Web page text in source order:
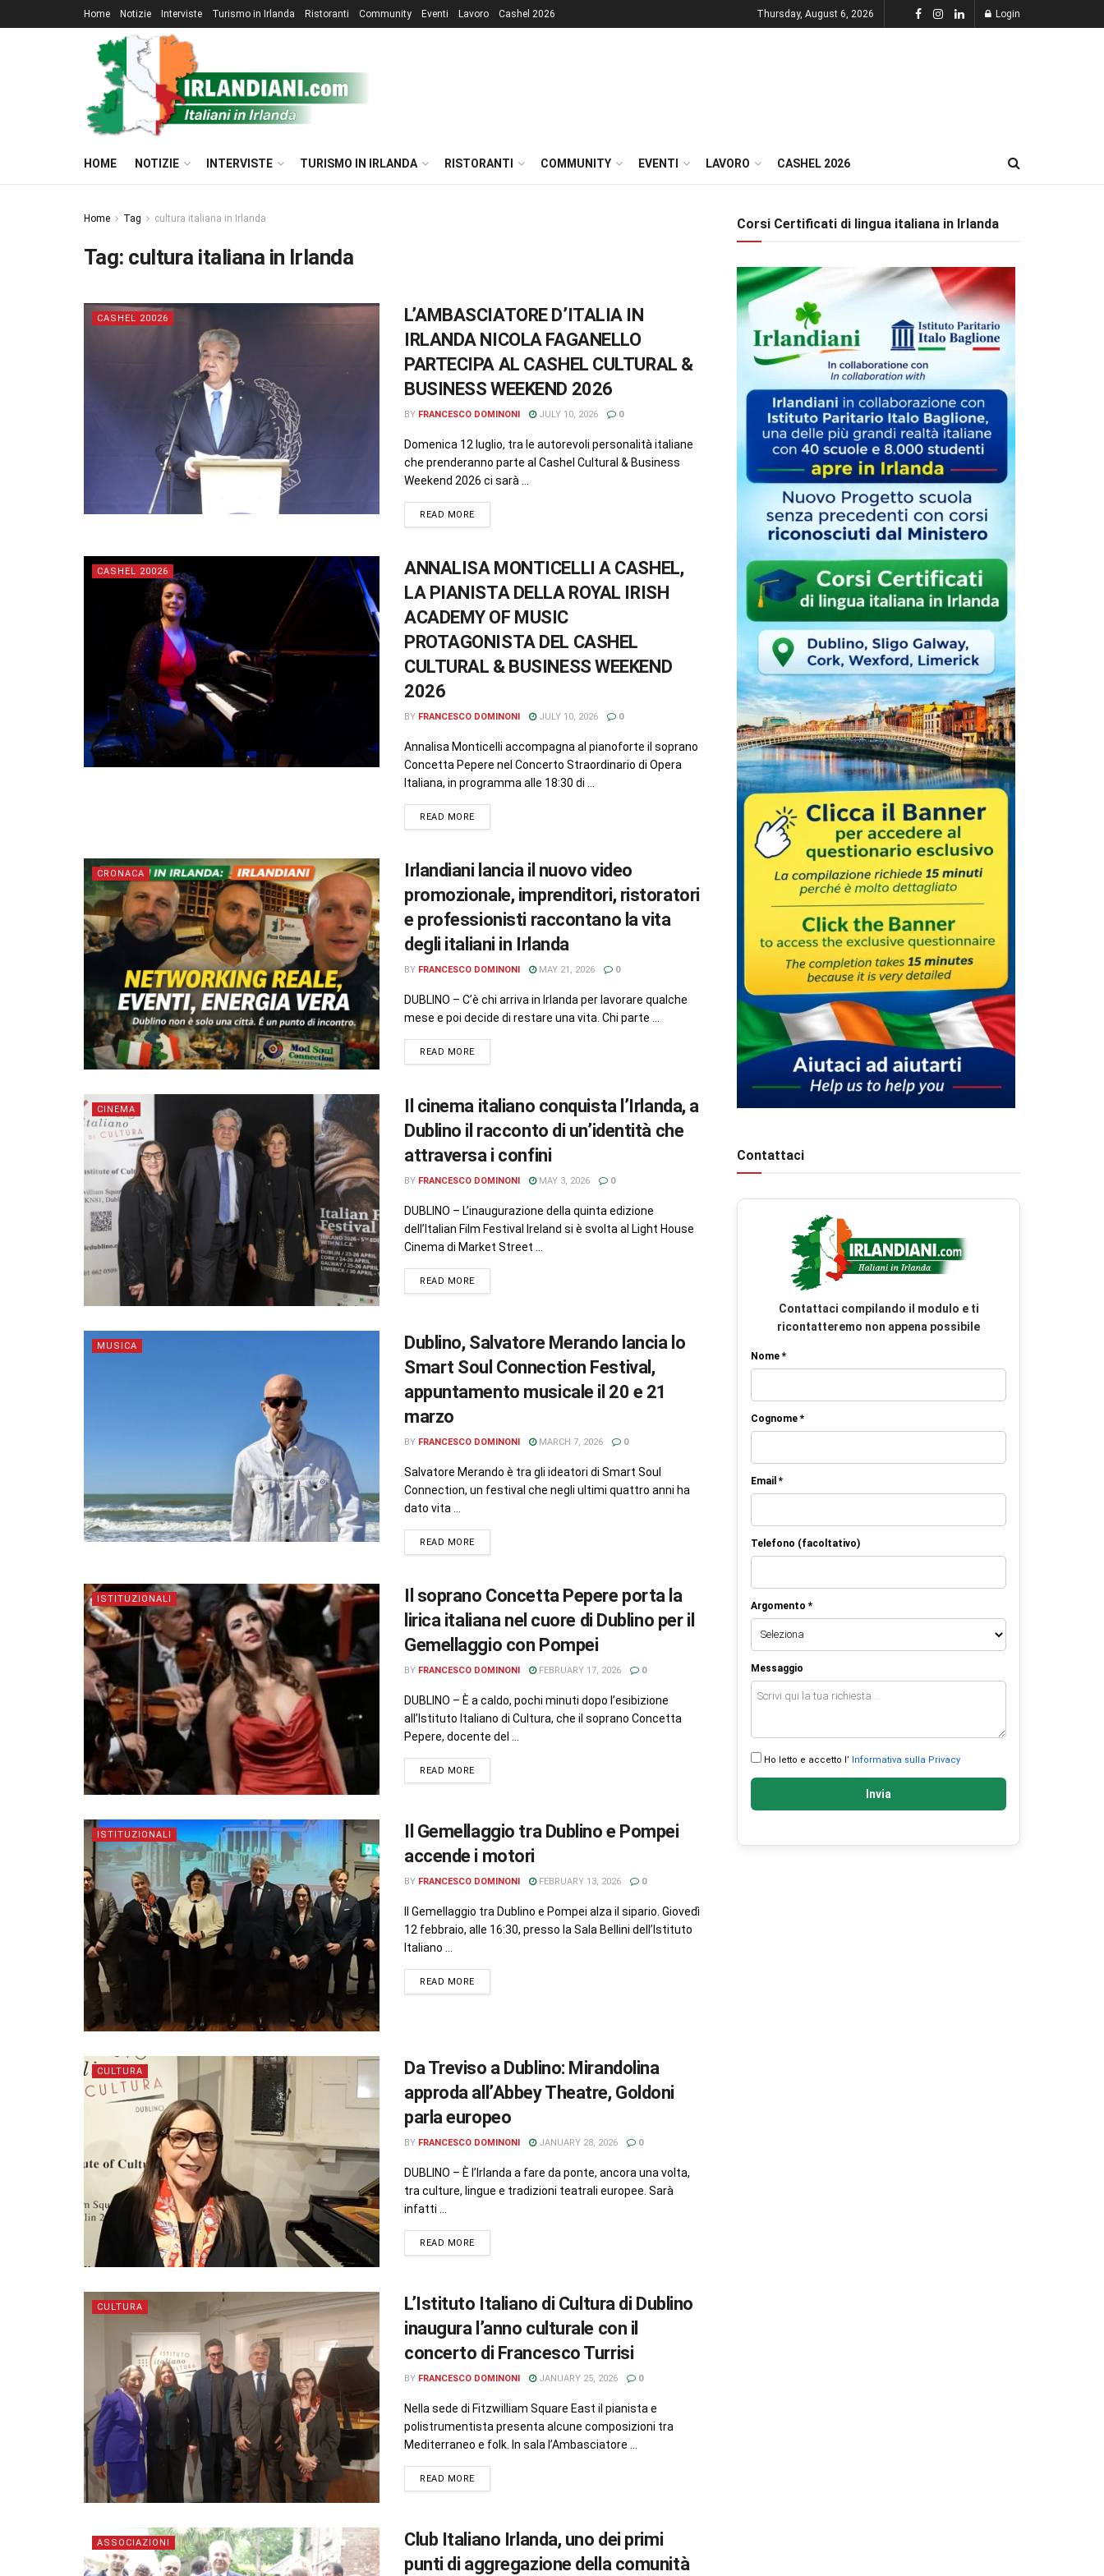
Home Notizie Interviste Turismo in Irlanda Ristoranti Community Eventi Lavoro Cashel 2026 Thursday, August 6, 2026 Login
HOME NOTIZIE INTERVISTE TURISMO IN IRLANDA RISTORANTI COMMUNITY EVENTI LAVORO CASHEL 2026
Home Tag cultura italiana in Irlanda
Tag: cultura italiana in Irlanda
CASHEL 20026
L’AMBASCIATORE D’ITALIA IN
IRLANDA NICOLA FAGANELLO
PARTECIPA AL CASHEL CULTURAL &
BUSINESS WEEKEND 2026
BY FRANCESCO DOMINONI JULY 10, 2026 0
Domenica 12 luglio, tra le autorevoli personalità italiane
che prenderanno parte al Cashel Cultural & Business
Weekend 2026 ci sarà ...
READ MORE
CASHEL 20026
ANNALISA MONTICELLI A CASHEL,
LA PIANISTA DELLA ROYAL IRISH
ACADEMY OF MUSIC
PROTAGONISTA DEL CASHEL
CULTURAL & BUSINESS WEEKEND
2026
BY FRANCESCO DOMINONI JULY 10, 2026 0
Annalisa Monticelli accompagna al pianoforte il soprano
Concetta Pepere nel Concerto Straordinario di Opera
Italiana, in programma alle 18:30 di ...
READ MORE
CRONACA
Irlandiani lancia il nuovo video
promozionale, imprenditori, ristoratori
e professionisti raccontano la vita
degli italiani in Irlanda
BY FRANCESCO DOMINONI MAY 21, 2026 0
DUBLINO – C’è chi arriva in Irlanda per lavorare qualche
mese e poi decide di restare una vita. Chi parte ...
READ MORE
CINEMA
Il cinema italiano conquista l’Irlanda, a
Dublino il racconto di un’identità che
attraversa i confini
BY FRANCESCO DOMINONI MAY 3, 2026 0
DUBLINO – L’inaugurazione della quinta edizione
dell’Italian Film Festival Ireland si è svolta al Light House
Cinema di Market Street ...
READ MORE
MUSICA
Dublino, Salvatore Merando lancia lo
Smart Soul Connection Festival,
appuntamento musicale il 20 e 21
marzo
BY FRANCESCO DOMINONI MARCH 7, 2026 0
Salvatore Merando è tra gli ideatori di Smart Soul
Connection, un festival che negli ultimi quattro anni ha
dato vita ...
READ MORE
ISTITUZIONALI
Il soprano Concetta Pepere porta la
lirica italiana nel cuore di Dublino per il
Gemellaggio con Pompei
BY FRANCESCO DOMINONI FEBRUARY 17, 2026 0
DUBLINO – È a caldo, pochi minuti dopo l’esibizione
all’Istituto Italiano di Cultura, che il soprano Concetta
Pepere, docente del ...
READ MORE
ISTITUZIONALI
Il Gemellaggio tra Dublino e Pompei
accende i motori
BY FRANCESCO DOMINONI FEBRUARY 13, 2026 0
Il Gemellaggio tra Dublino e Pompei alza il sipario. Giovedì
12 febbraio, alle 16:30, presso la Sala Bellini dell’Istituto
Italiano ...
READ MORE
CULTURA
Da Treviso a Dublino: Mirandolina
approda all’Abbey Theatre, Goldoni
parla europeo
BY FRANCESCO DOMINONI JANUARY 28, 2026 0
DUBLINO – È l’Irlanda a fare da ponte, ancora una volta,
tra culture, lingue e tradizioni teatrali europee. Sarà
infatti ...
READ MORE
CULTURA
L’Istituto Italiano di Cultura di Dublino
inaugura l’anno culturale con il
concerto di Francesco Turrisi
BY FRANCESCO DOMINONI JANUARY 25, 2026 0
Nella sede di Fitzwilliam Square East il pianista e
polistrumentista presenta alcune composizioni tra
Mediterraneo e folk. In sala l’Ambasciatore ...
READ MORE
ASSOCIAZIONI
Club Italiano Irlanda, uno dei primi
punti di aggregazione della comunità
Corsi Certificati di lingua italiana in Irlanda
Contattaci
Contattaci compilando il modulo e ti
ricontatteremo non appena possibile
Nome *
Cognome *
Email *
Telefono (facoltativo)
Argomento *
Messaggio
Ho letto e accetto l’ Informativa sulla Privacy
Invia